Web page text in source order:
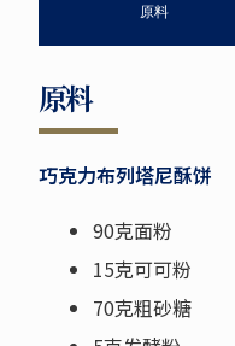
原料
原料
巧克力布列塔尼酥饼
90克面粉
15克可可粉
70克粗砂糖